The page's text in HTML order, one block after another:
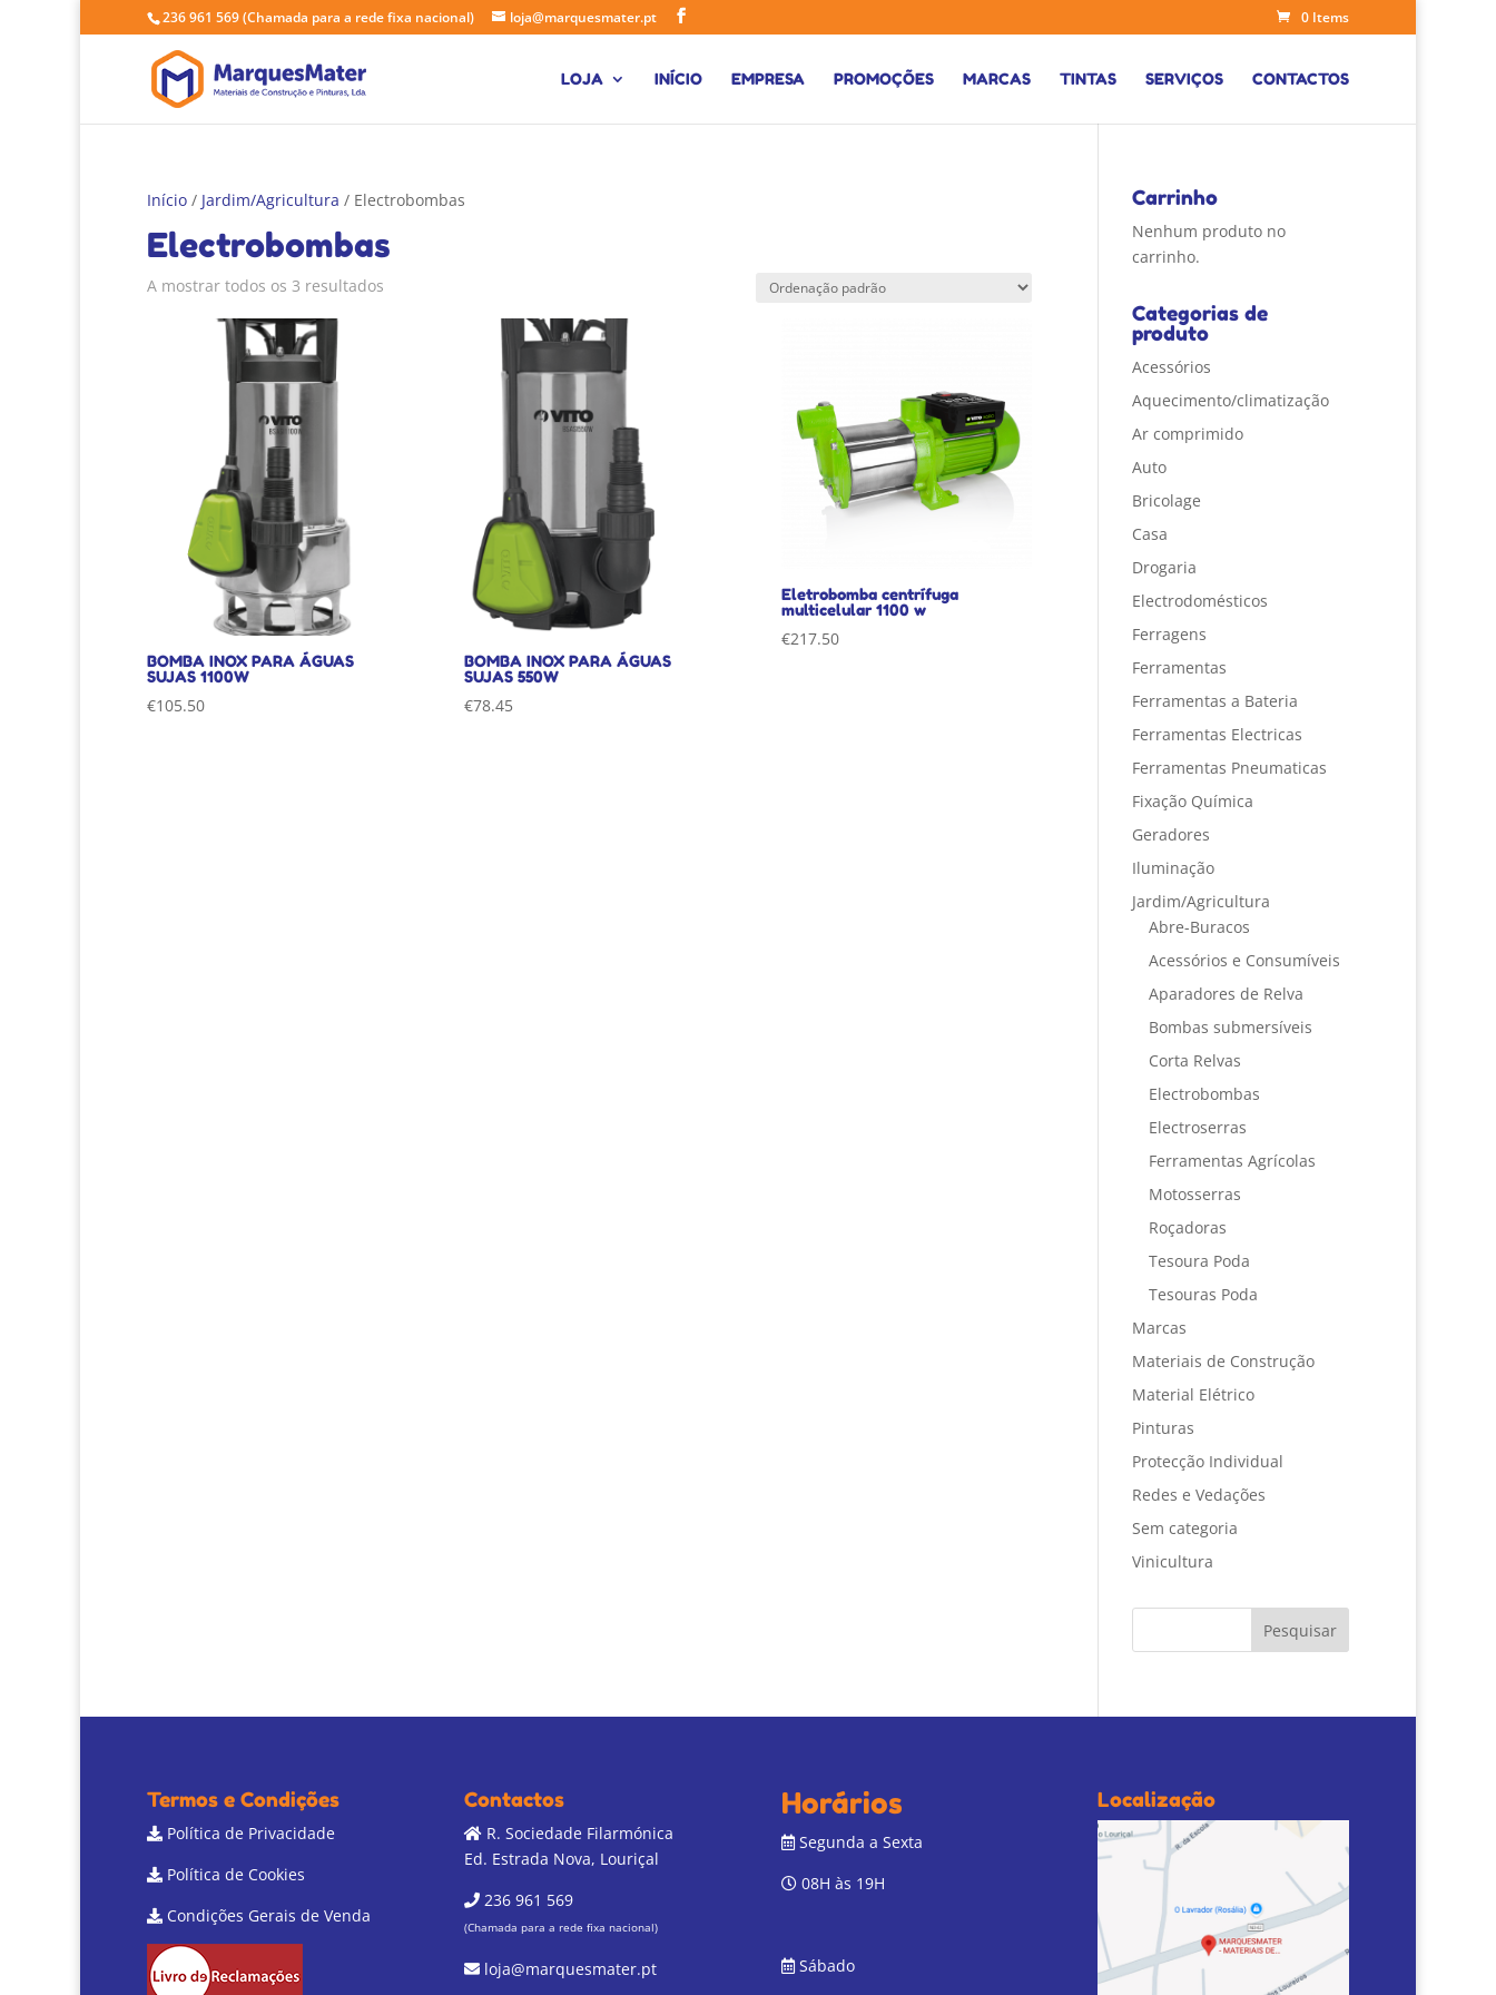
236 961 569(Chamada para a rede fixa nacional) loja@marquesmater.pt 0 Items
LOJA INÍCIO EMPRESA PROMOÇÕES MARCAS TINTAS SERVIÇOS CONTACTOS
Início / Jardim/Agricultura / Electrobombas
Electrobombas
A mostrar todos os 3 resultados
BOMBA INOX PARA ÁGUAS
SUJAS 1100W
€105.50
BOMBA INOX PARA ÁGUAS
SUJAS 550W
€78.45
Eletrobomba centrífuga
multicelular 1100 w
€217.50
Carrinho
Nenhum produto no
carrinho.
Categorias de
produto
Acessórios
Aquecimento/climatização
Ar comprimido
Auto
Bricolage
Casa
Drogaria
Electrodomésticos
Ferragens
Ferramentas
Ferramentas a Bateria
Ferramentas Electricas
Ferramentas Pneumaticas
Fixação Química
Geradores
Iluminação
Jardim/Agricultura
Abre-Buracos
Acessórios e Consumíveis
Aparadores de Relva
Bombas submersíveis
Corta Relvas
Electrobombas
Electroserras
Ferramentas Agrícolas
Motosserras
Roçadoras
Tesoura Poda
Tesouras Poda
Marcas
Materiais de Construção
Material Elétrico
Pinturas
Protecção Individual
Redes e Vedações
Sem categoria
Vinicultura
Termos e Condições
Política de Privacidade
Política de Cookies
Condições Gerais de Venda
Contactos
R. Sociedade Filarmónica
Ed. Estrada Nova, Louriçal
236 961 569
(Chamada para a rede fixa nacional)
loja@marquesmater.pt
Horários
Segunda a Sexta
08H às 19H
Sábado
Localização